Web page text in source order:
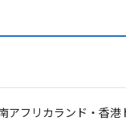
フリカランド・香港